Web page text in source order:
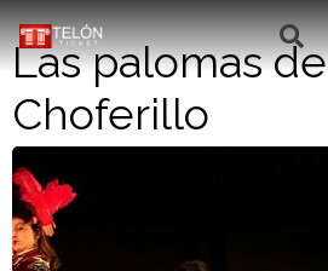
Las palomas de
Choferillo